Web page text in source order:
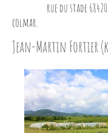
rue du stade 68420
colmar.
Jean-Martin Fortier